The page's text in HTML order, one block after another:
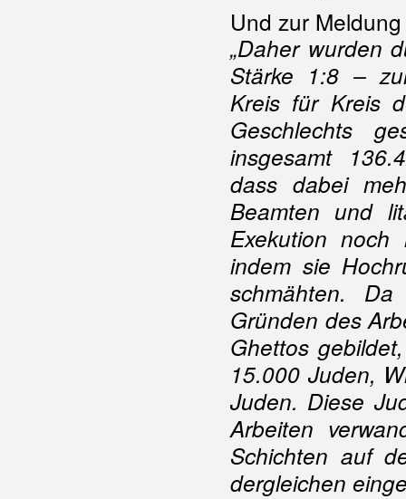
Und zur
„Daher wurden
Stärke 1:8 –
Kreis für Kreis
Geschlechts
insgesamt
dass dabei
Beamten und
Exekution noch
indem sie
schmähten. Da
Gründen des
Ghettos
15.000 Juden,
Juden. Diese
Arbeiten
Schichten auf
dergleichen